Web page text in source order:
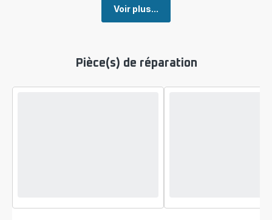
Voir plus...
Pièce(s) de réparation